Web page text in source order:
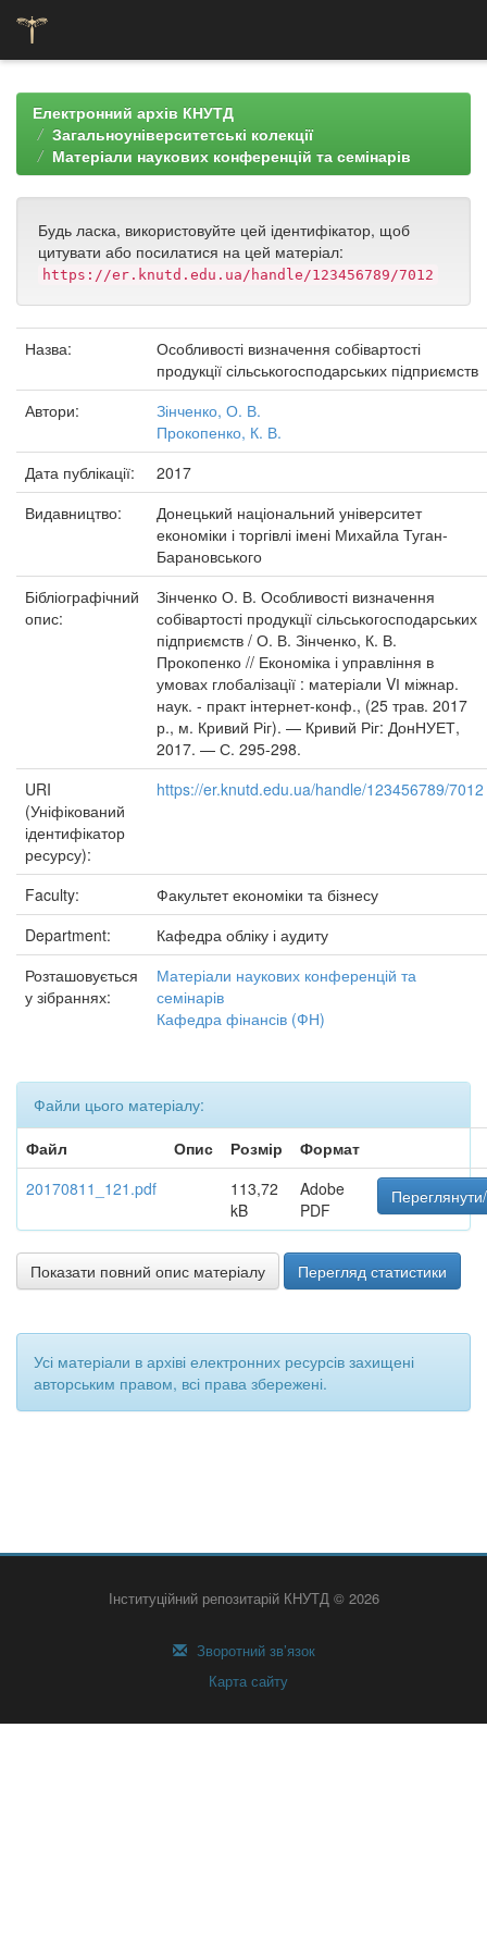
navigationЕлектронний архів КНУТД
Загальноуніверситетські колекції
Матеріали наукових конференцій та семінарів
Будь ласка, використовуйте цей ідентифікатор, щоб
цитувати або посилатися на цей матеріал:
https://er.knutd.edu.ua/handle/123456789/7012
Назва:
Особливості визначення собівартості
продукції сільськогосподарських підприємств
Автори:
Зінченко, О. В.
Прокопенко, К. В.
Дата публікації:
2017
Видавництво:
Донецький національний університет
економіки і торгівлі імені Михайла Туган-
Барановського
Бібліографічний
опис:
Зінченко О. В. Особливості визначення
собівартості продукції сільськогосподарських
підприємств / О. В. Зінченко, К. В.
Прокопенко // Економіка і управління в
умовах глобалізації : матеріали VІ міжнар.
наук. - практ інтернет-конф., (25 трав. 2017
р., м. Кривий Ріг). — Кривий Ріг: ДонНУЕТ,
2017. — С. 295-298.
URI
(Уніфікований
ідентифікатор
ресурсу):
https://er.knutd.edu.ua/handle/123456789/7012
Faculty:
Факультет економіки та бізнесу
Department:
Кафедра обліку і аудиту
Розташовується
у зібраннях:
Матеріали наукових конференцій та
семінарів
Кафедра фінансів (ФН)
Файли цього матеріалу:
Файл
Опис Розмір
Формат
20170811_121.pdf
113,72
kB
Adobe
PDF
Показати повний опис матеріалу Перегляд статистики
Усі матеріали в архіві електронних ресурсів захищені
авторським правом, всі права збережені.
Інституційний репозитарій КНУТД © 2026
Зворотний зв’язок
Карта сайту